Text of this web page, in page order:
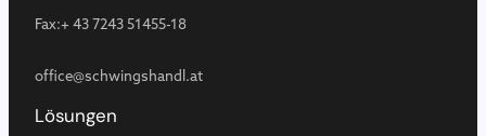
Fax:+ 43 7243 51455-18
office@schwingshandl.at
Lösungen